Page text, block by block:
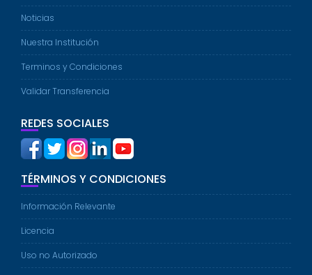
Noticias
Nuestra Institución
Terminos y Condiciones
Validar Transferencia
REDES SOCIALES
TÉRMINOS Y CONDICIONES
Información Relevante
Licencia
Uso no Autorizado